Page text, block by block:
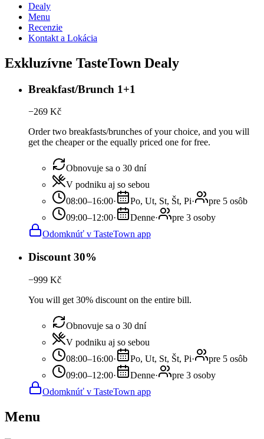
Dealy
Menu
Recenzie
Kontakt a Lokácia
Exkluzívne TasteTown Dealy
Breakfast/Brunch 1+1
−269 Kč
Order two breakfasts/brunches of your choice, and you will
get the cheaper or the equally priced one for free.
Obnovuje sa o 30 dní
V podniku aj so sebou
08:00–16:00· Po, Ut, St, Št, Pi·
pre 5 osôb
09:00–12:00· Denne·
pre 3 osoby
Odomknúť v TasteTown app
Discount 30%
−999 Kč
You will get 30% discount on the entire bill.
Obnovuje sa o 30 dní
V podniku aj so sebou
08:00–16:00· Po, Ut, St, Št, Pi·
pre 5 osôb
09:00–12:00· Denne·
pre 3 osoby
Odomknúť v TasteTown app
Menu